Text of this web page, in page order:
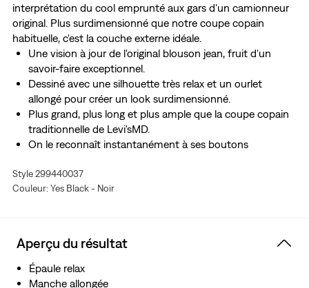
interprétation du cool emprunté aux gars d'un camionneur
original. Plus surdimensionné que notre coupe copain
habituelle, c'est la couche externe idéale.
Une vision à jour de l'original blouson jean, fruit d'un
savoir-faire exceptionnel.
Dessiné avec une silhouette très relax et un ourlet
allongé pour créer un look surdimensionné.
Plus grand, plus long et plus ample que la coupe copain
traditionnelle de Levi'sMD.
On le reconnaît instantanément à ses boutons
Produit avec nos techniques durables
techniques
Style 299440037
Couleur: Yes Black - Noir
Aperçu du résultat
Épaule relax
Manche allongée